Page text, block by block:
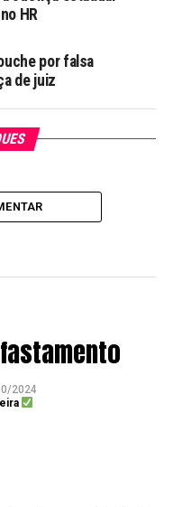
HR
por falsa
de juiz
2024